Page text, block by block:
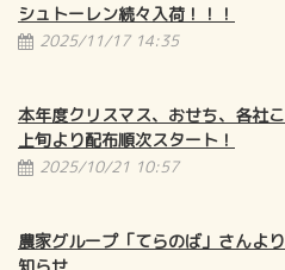
シュトーレン続々入荷！！！
2025/11/17 14:35
本年度クリスマス、おせち、各社
上旬より配布順次スタート！
2025/10/21 10:57
農家グループ「てらのば」さんよ